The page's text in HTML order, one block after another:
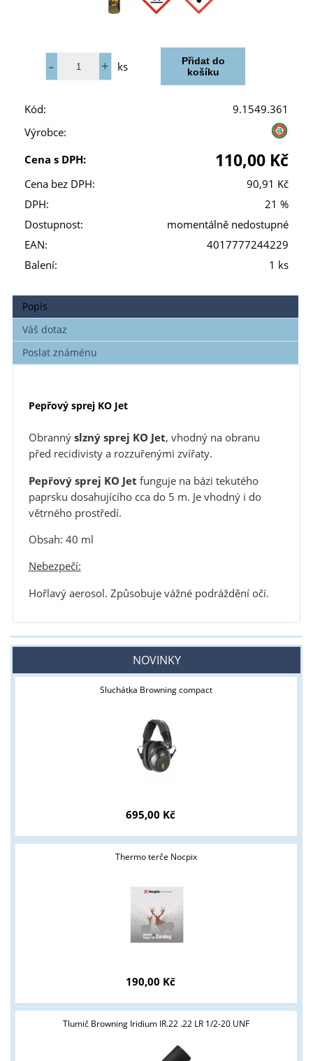
ks
Kód:
9.1549.361
Výrobce:
Cena s DPH:
110,00 Kč
Cena bez DPH:
90,91 Kč
DPH:
21 %
Dostupnost:
momentálně nedostupné
EAN:
4017777244229
Balení:
1 ks
Popis
Váš dotaz
Poslat známénu
Pepřový sprej KO Jet
Obrannýslzný sprej KO Jet, vhodný na obranu
před recidivisty a rozzuřenými zvířaty.
Pepřový sprej KO Jet funguje na bázi tekutého
paprsku dosahujícího cca do 5 m. Je vhodný i do
větrného prostředí.
Obsah: 40 ml
Nebezpečí:
Hořlavý aerosol. Způsobuje vážné podráždění očí.
NOVINKY
Sluchátka Browning compact
695,00 Kč
Thermo terče Nocpix
190,00 Kč
Tlumič Browning Iridium IR.22 .22 LR 1/2-20 UNF